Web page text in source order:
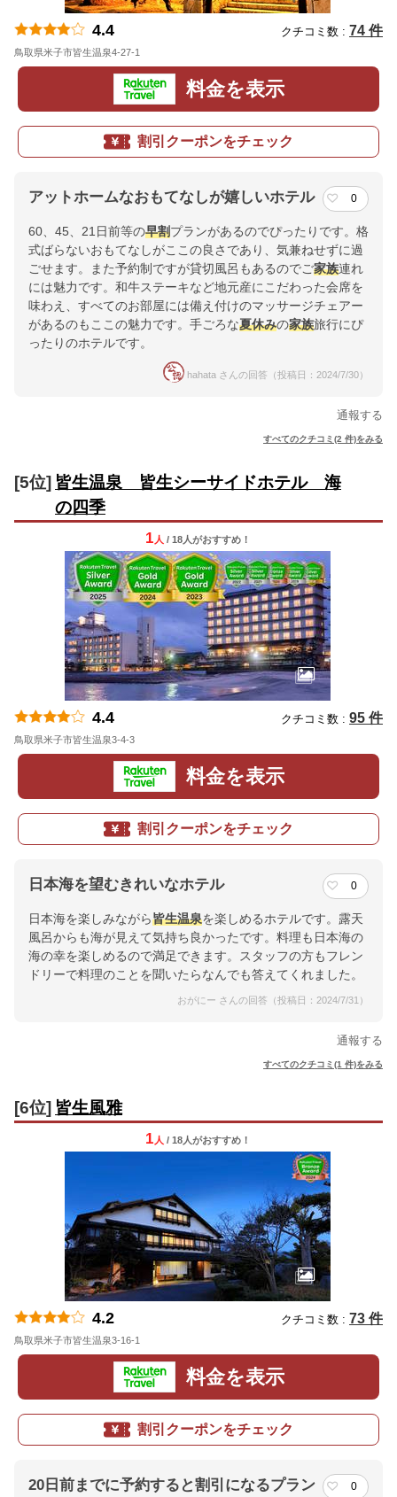
4.4 クチコミ数 : 74 件
鳥取県米子市皆生温泉4-27-1
料金を表示
割引クーポンをチェック
アットホームなおもてなしが嬉しいホテル 0
60、45、21日前等の早割プランがあるのでぴったりです。格
式ばらないおもてなしがここの良さであり、気兼ねせずに過
ごせます。また予約制ですが貸切風呂もあるのでご家族連れ
には魅力です。和牛ステーキなど地元産にこだわった会席を
味わえ、すべてのお部屋には備え付けのマッサージチェアー
があるのもここの魅力です。手ごろな夏休みの家族旅行にぴ
ったりのホテルです。
hahata さんの回答（投稿日：2024/7/30）
通報する
すべてのクチコミ(2 件)をみる
[5位] 皆生温泉 皆生シーサイドホテル 海
の四季
1 人 / 18人がおすすめ！
4.4 クチコミ数 : 95 件
鳥取県米子市皆生温泉3-4-3
料金を表示
割引クーポンをチェック
日本海を望むきれいなホテル 0
日本海を楽しみながら皆生温泉を楽しめるホテルです。露天
風呂からも海が見えて気持ち良かったです。料理も日本海の
海の幸を楽しめるので満足できます。スタッフの方もフレン
ドリーで料理のことを聞いたらなんでも答えてくれました。
おがにー さんの回答（投稿日：2024/7/31）
通報する
すべてのクチコミ(1 件)をみる
[6位] 皆生風雅
1 人 / 18人がおすすめ！
4.2 クチコミ数 : 73 件
鳥取県米子市皆生温泉3-16-1
料金を表示
割引クーポンをチェック
20日前までに予約すると割引になるプラン
0